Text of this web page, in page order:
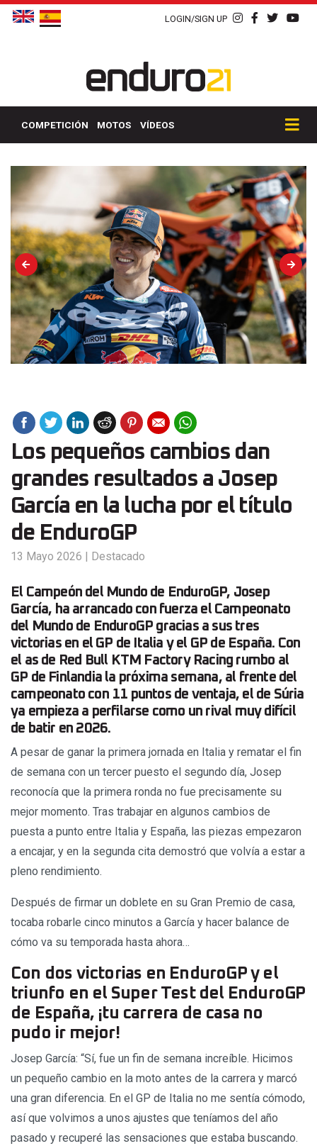
LOGIN/SIGN UP
COMPETICIÓN MOTOS VÍDEOS
Los pequeños cambios dan
grandes resultados a Josep
García en la lucha por el título
de EnduroGP
13 Mayo 2026 | Destacado
El Campeón del Mundo de EnduroGP, Josep
García, ha arrancado con fuerza el Campeonato
del Mundo de EnduroGP gracias a sus tres
victorias en el GP de Italia y el GP de España. Con
el as de Red Bull KTM Factory Racing rumbo al
GP de Finlandia la próxima semana, al frente del
campeonato con 11 puntos de ventaja, el de Súria
ya empieza a perfilarse como un rival muy difícil
de batir en 2026.
A pesar de ganar la primera jornada en Italia y rematar el fin
de semana con un tercer puesto el segundo día, Josep
reconocía que la primera ronda no fue precisamente su
mejor momento. Tras trabajar en algunos cambios de
puesta a punto entre Italia y España, las piezas empezaron
a encajar, y en la segunda cita demostró que volvía a estar a
pleno rendimiento.
Después de firmar un doblete en su Gran Premio de casa,
tocaba robarle cinco minutos a García y hacer balance de
cómo va su temporada hasta ahora…
Con dos victorias en EnduroGP y el
triunfo en el Super Test del EnduroGP
de España, ¡tu carrera de casa no
pudo ir mejor!
Josep García: “Sí, fue un fin de semana increíble. Hicimos
un pequeño cambio en la moto antes de la carrera y marcó
una gran diferencia. En el GP de Italia no me sentía cómodo,
así que volvimos a unos ajustes que teníamos del año
pasado y recuperé las sensaciones que estaba buscando.